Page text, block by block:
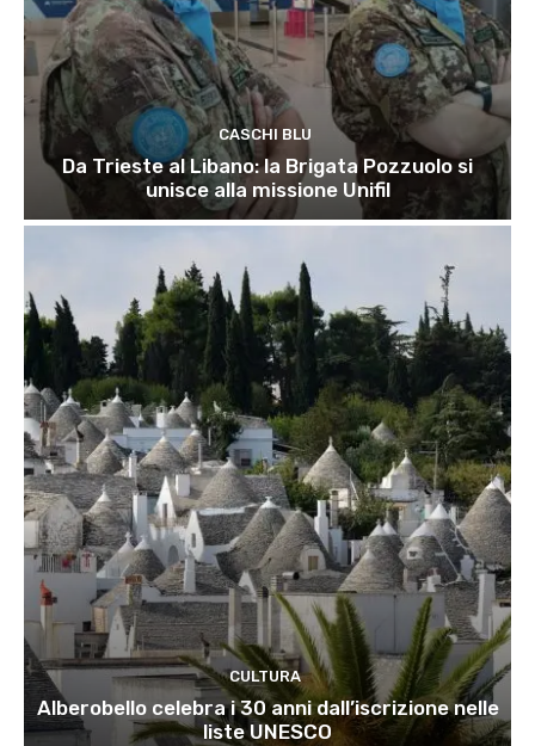
CASCHI BLU
Da Trieste al Libano: la Brigata Pozzuolo si
unisce alla missione Unifil
CULTURA
Alberobello celebra i 30 anni dall’iscrizione nelle
liste UNESCO